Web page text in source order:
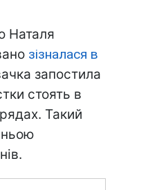
Наталя
зізналася в
запостила
стоять в
Такий